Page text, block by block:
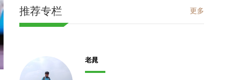
推荐专栏 更多
老晁